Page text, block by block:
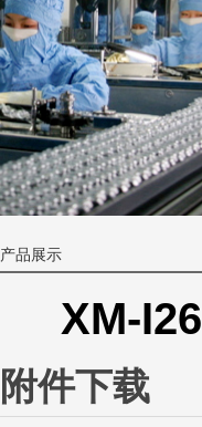
产品展示
XM-
附件下载